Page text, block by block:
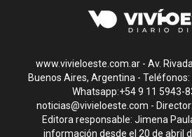
www.vivieloeste.com.ar - Av.
Buenos Aires, Argentina -
Whatsapp:+54 9 11 5943-
noticias@vivieloeste.com -
Editora responsable: Jimena
información desde el 20 de abril